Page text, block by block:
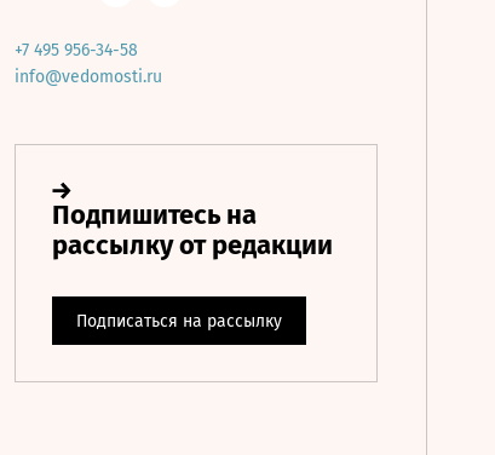
+7 495 956-34-58
info@vedomosti.ru